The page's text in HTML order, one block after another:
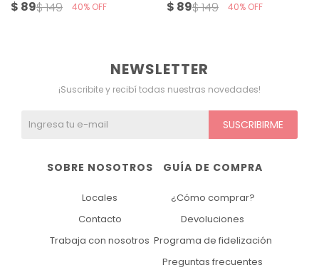
$ 89$149 40 $ 89$149 40
GUÍA DE COMPRA
¿Cómo comprar?
Devoluciones
Programa de fidelización
Preguntas frecuentes
SOBRE NOSOTROS
Locales
Contacto
Trabaja con nosotros
NEWSLETTER
¡Suscribite y recibí todas nuestras novedades!
SUSCRIBIRME